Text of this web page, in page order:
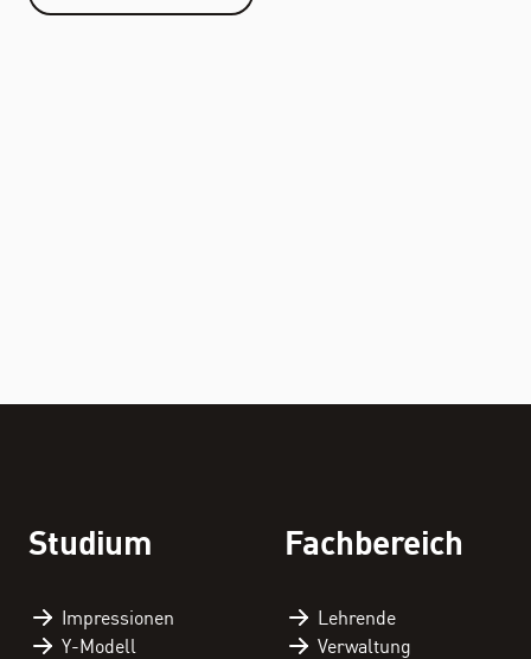
Fachbereichskalender
Studium
Impressionen
Y-Modell
Fachbereich
Lehrende
Verwaltung